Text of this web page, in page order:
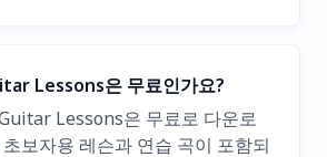
Lessons은 무료인가요?
Lessons은 무료로 다운로
보자용 레슨과 연습 곡이 포함되